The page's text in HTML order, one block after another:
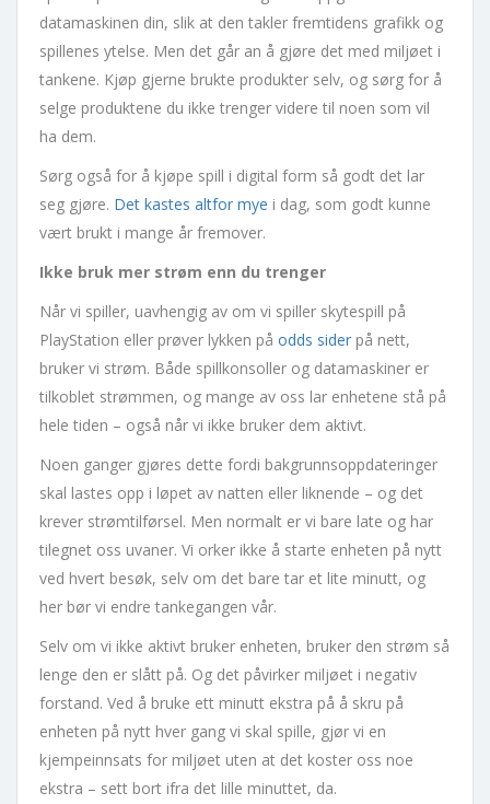
datamaskinen din, slik at den takler fremtidens grafikk og
spillenes ytelse. Men det går an å gjøre det med miljøet i
tankene. Kjøp gjerne brukte produkter selv, og sørg for å
selge produktene du ikke trenger videre til noen som vil
ha dem.
Sørg også for å kjøpe spill i digital form så godt det lar
seg gjøre. Det kastes altfor mye i dag, som godt kunne
vært brukt i mange år fremover.
Ikke bruk mer strøm enn du trenger
Når vi spiller, uavhengig av om vi spiller skytespill på
PlayStation eller prøver lykken på odds sider på nett,
bruker vi strøm. Både spillkonsoller og datamaskiner er
tilkoblet strømmen, og mange av oss lar enhetene stå på
hele tiden – også når vi ikke bruker dem aktivt.
Noen ganger gjøres dette fordi bakgrunnsoppdateringer
skal lastes opp i løpet av natten eller liknende – og det
krever strømtilførsel. Men normalt er vi bare late og har
tilegnet oss uvaner. Vi orker ikke å starte enheten på nytt
ved hvert besøk, selv om det bare tar et lite minutt, og
her bør vi endre tankegangen vår.
Selv om vi ikke aktivt bruker enheten, bruker den strøm så
lenge den er slått på. Og det påvirker miljøet i negativ
forstand. Ved å bruke ett minutt ekstra på å skru på
enheten på nytt hver gang vi skal spille, gjør vi en
kjempeinnsats for miljøet uten at det koster oss noe
ekstra – sett bort ifra det lille minuttet, da.